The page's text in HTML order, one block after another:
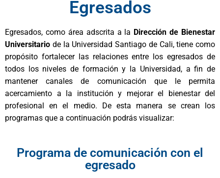
Egresados
Egresados, como área adscrita a la Dirección de Bienestar
Universitario de la Universidad Santiago de Cali, tiene como
propósito fortalecer las relaciones entre los egresados de
todos los niveles de formación y la Universidad, a fin de
mantener canales de comunicación que le permita
acercamiento a la institución y mejorar el bienestar del
profesional en el medio. De esta manera se crean los
programas que a continuación podrás visualizar:
Programa de comunicación con el
egresado